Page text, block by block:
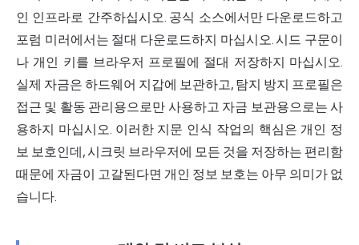
인 인프라로 간주하십시오. 공식 소스에서만 다운로드하고
포럼 미러에서는 절대 다운로드하지 마십시오. 시드 구문이
나 개인 키를 브라우저 프로필에 절대 저장하지 마십시오.
실제 자금은 하드웨어 지갑에 보관하고, 탐지 방지 프로필은
접근 및 활동 관리용으로만 사용하고 자금 보관용으로는 사
용하지 마십시오. 이러한 지문 인식 작업의 핵심은 개인 정
보 보호인데, 시크릿 브라우저에 모든 것을 저장하는 편리함
때문에 자금이 고갈된다면 개인 정보 보호는 아무 의미가 없
습니다.